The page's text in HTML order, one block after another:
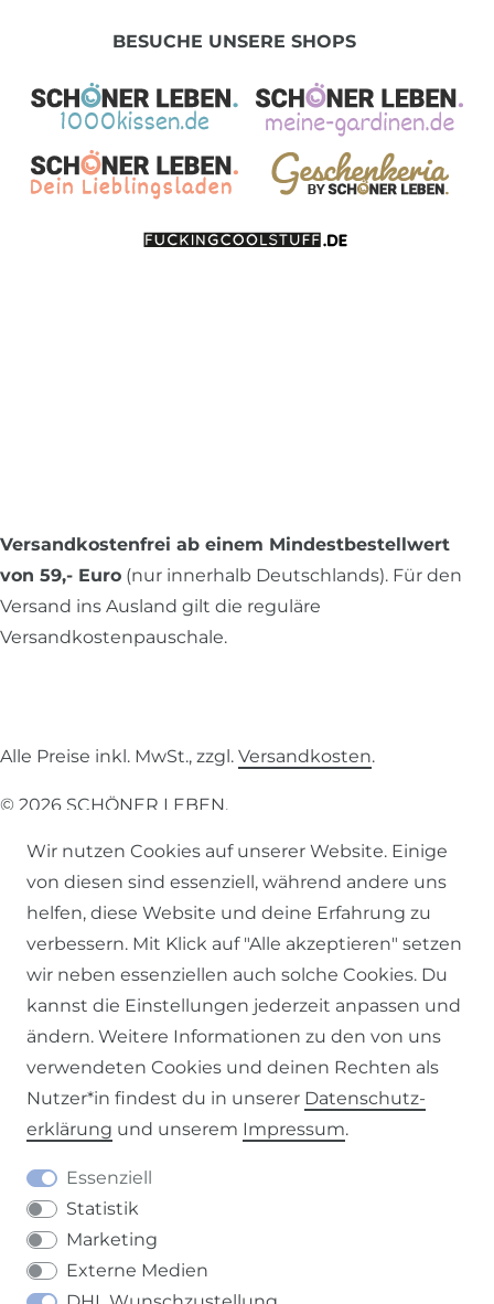
BESUCHE UNSERE SHOPS
Versandkostenfrei ab einem Mindestbestellwert
von 59,- Euro (nur innerhalb Deutschlands). Für den
Versand ins Ausland gilt die reguläre
Versandkostenpauschale.
Alle Preise inkl. MwSt., zzgl. Versandkosten.
© 2026 SCHÖNER LEBEN.
Daten­schutz­erklärung
Barrierefreiheitserklärung Widerrufs­recht
VERTRAG WIDERRUFEN
Wir nutzen Cookies auf unserer Website. Einige
von diesen sind essenziell, während andere uns
helfen, diese Website und deine Erfahrung zu
verbessern. Mit Klick auf "Alle akzeptieren" setzen
wir neben essenziellen auch solche Cookies. Du
kannst die Einstellungen jederzeit anpassen und
ändern. Weitere Informationen zu den von uns
verwendeten Cookies und deinen Rechten als
Nutzer*in findest du in unserer Daten­schutz­
erklärung und unserem Impressum.
Essenziell
Statistik
Marketing
Externe Medien